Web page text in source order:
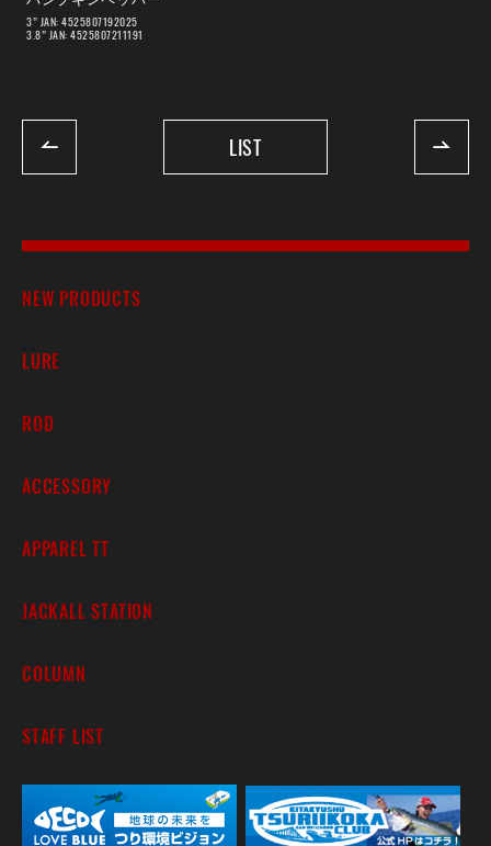
3” JAN: 4525807192025
3.8” JAN: 4525807211191
LIST
NEW PRODUCTS
LURE
ROD
ACCESSORY
APPAREL TT
JACKALL STATION
COLUMN
STAFF LIST